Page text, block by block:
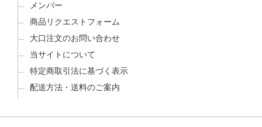
メンバー
商品リクエストフォーム
大口注文のお問い合わせ
当サイトについて
特定商取引法に基づく表示
配送方法・送料のご案内